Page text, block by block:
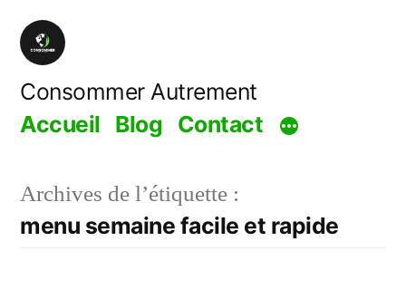
Aller
contenu
Consommer Autrement
Accueil Blog Contact
Archives de l’étiquette :
menu semaine facile et rapide